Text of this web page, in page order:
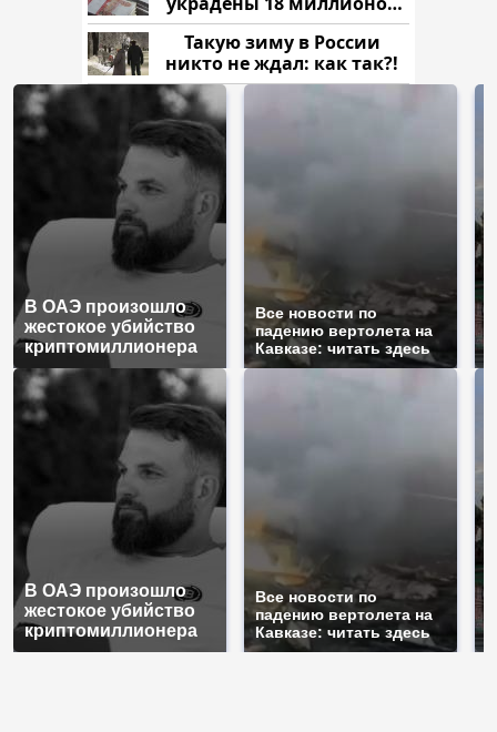
рублей
Такую зиму в России
никто не ждал: как так?!
В ОАЭ произошло
жестокое убийство
криптомиллионера
Все новости по
падению вертолета на
Кавказе: читать здесь
В ОАЭ произошло
жестокое убийство
криптомиллионера
Все новости по
падению вертолета на
Кавказе: читать здесь